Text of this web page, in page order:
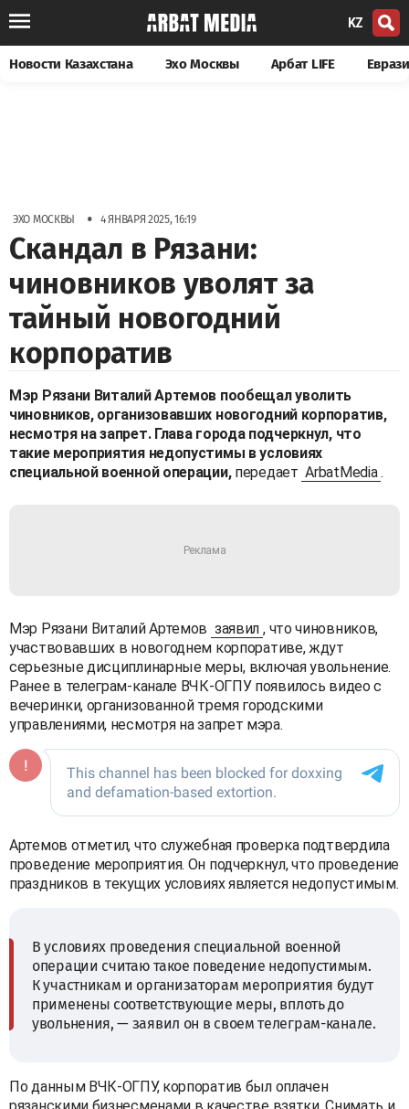
KZ
Новости Казахстана Эхо Москвы Арбат LIFE
ЭХО МОСКВЫ • 4 ЯНВАРЯ 2025, 16:19
Скандал в Рязани:
чиновников уволят за
тайный новогодний
корпоратив
Мэр Рязани Виталий Артемов пообещал уволить
чиновников, организовавших новогодний корпоратив,
несмотря на запрет. Глава города подчеркнул, что
такие мероприятия недопустимы в условиях
специальной военной операции,передает ArbatMedia .
Мэр Рязани Виталий Артемов заявил , что чиновников,
участвовавших в новогоднем корпоративе, ждут
серьезные дисциплинарные меры, включая увольнение.
Ранее в телеграм-канале ВЧК-ОГПУ появилось видео с
вечеринки, организованной тремя городскими
управлениями, несмотря на запрет мэра.
Артемов отметил, что служебная проверка подтвердила
проведение мероприятия. Он подчеркнул, что проведение
праздников в текущих условиях является недопустимым.
В условиях проведения специальной военной
операции считаю такое поведение недопустимым.
К участникам и организаторам мероприятия будут
применены соответствующие меры, вплоть до
увольнения, — заявил он в своем телеграм-канале.
По данным ВЧК-ОГПУ, корпоратив был оплачен
рязанскими бизнесменами в качестве взятки. Снимать и